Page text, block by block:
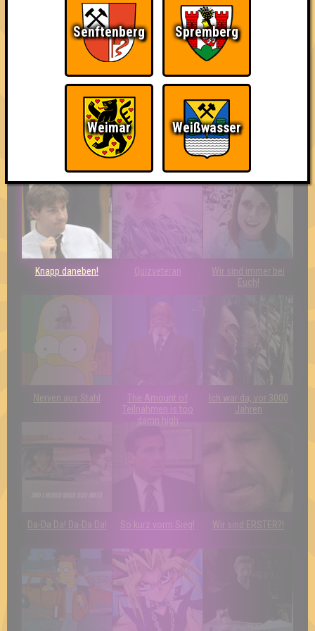
Wiederzehn macht
Freude
The Last of Us
Schon wieder zum
Quiz?!
Teil der Oberschicht Eindeutiger Sieg
Knapp daneben! Quizveteran
Wir sind immer bei
Euch!
Nerven aus Stahl
The Amount of
Teilnahmen is too
damn high
Ich war da, vor 3000
Jahren
Da-Da Da! Da-Da Da! So kurz vorm Sieg! Wir sind ERSTER?!
Senftenberg Spremberg
Weimar Weißwasser